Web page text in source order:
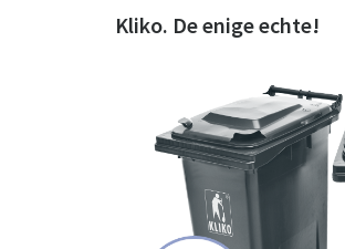
Kliko. De enige echte!